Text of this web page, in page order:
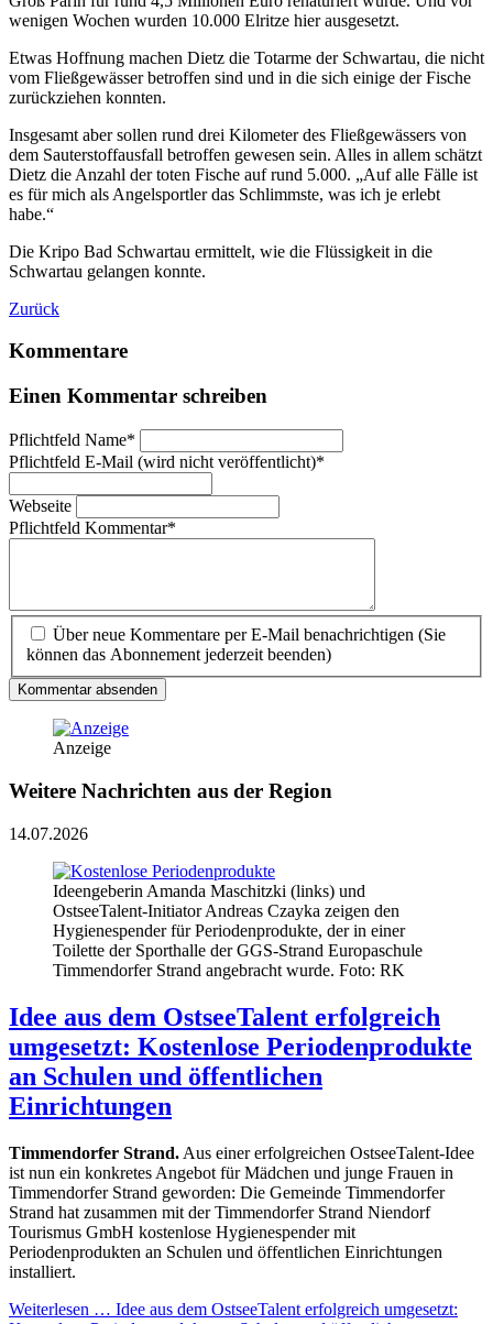
wenigen Wochen wurden 10.000 Elritze hier ausgesetzt.
Etwas Hoffnung machen Dietz die Totarme der Schwartau, die nicht
vom Fließgewässer betroffen sind und in die sich einige der Fische
zurückziehen konnten.
Insgesamt aber sollen rund drei Kilometer des Fließgewässers von
dem Sauterstoffausfall betroffen gewesen sein. Alles in allem schätzt
Dietz die Anzahl der toten Fische auf rund 5.000. „Auf alle Fälle ist
es für mich als Angelsportler das Schlimmste, was ich je erlebt
habe.“
Die Kripo Bad Schwartau ermittelt, wie die Flüssigkeit in die
Schwartau gelangen konnte.
Zurück
Kommentare
Einen Kommentar schreiben
Pflichtfeld Name*
Pflichtfeld E-Mail (wird nicht veröffentlicht)*
Webseite
Pflichtfeld Kommentar*
Über neue Kommentare per E-Mail benachrichtigen (Sie
können das Abonnement jederzeit beenden)
Kommentar absenden
Anzeige
Weitere Nachrichten aus der Region
14.07.2026
Ideengeberin Amanda Maschitzki (links) und
OstseeTalent-Initiator Andreas Czayka zeigen den
Hygienespender für Periodenprodukte, der in einer
Toilette der Sporthalle der GGS-Strand Europaschule
Timmendorfer Strand angebracht wurde. Foto: RK
Idee aus dem OstseeTalent erfolgreich
umgesetzt: Kostenlose Periodenprodukte
an Schulen und öffentlichen
Einrichtungen
Timmendorfer Strand. Aus einer erfolgreichen OstseeTalent-Idee
ist nun ein konkretes Angebot für Mädchen und junge Frauen in
Timmendorfer Strand geworden: Die Gemeinde Timmendorfer
Strand hat zusammen mit der Timmendorfer Strand Niendorf
Tourismus GmbH kostenlose Hygienespender mit
Periodenprodukten an Schulen und öffentlichen Einrichtungen
installiert.
Weiterlesen … Idee aus dem OstseeTalent erfolgreich umgesetzt: